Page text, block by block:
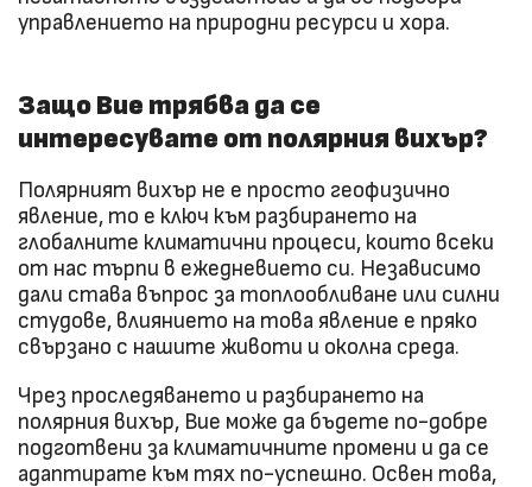
управлението на природни ресурси и хора.
Защо Вие трябва да се
интересувате от полярния вихър?
Полярният вихър не е просто геофизично
явление, то е ключ към разбирането на
глобалните климатични процеси, които всеки
от нас търпи в ежедневието си. Независимо
дали става въпрос за топлообливане или силни
студове, влиянието на това явление е пряко
свързано с нашите животи и околна среда.
Чрез проследяването и разбирането на
полярния вихър, Вие може да бъдете по-добре
подготвени за климатичните промени и да се
адаптирате към тях по-успешно. Освен това,